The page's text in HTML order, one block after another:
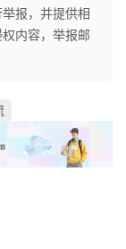
报，并提供相
内容，举报邮